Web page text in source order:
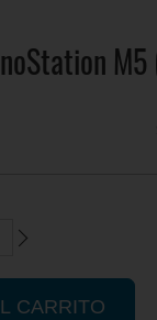
M5
CARRITO